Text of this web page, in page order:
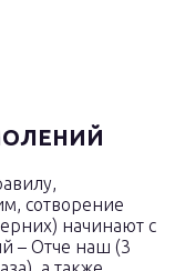
сотворение
начинают с
– Отче наш (3